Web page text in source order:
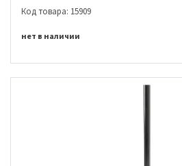
Код товара: 15909
нет в наличии